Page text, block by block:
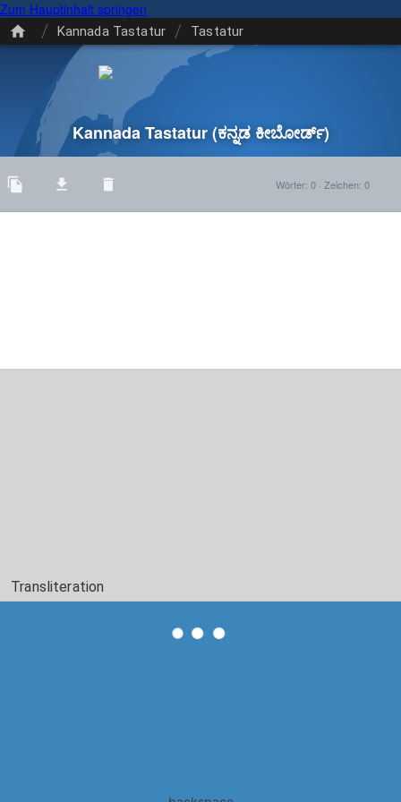
Zum Hauptinhalt springen
/ Kannada Tastatur / Tastatur
Kannada Tastatur(ಕನ್ನಡ ಕೀಬೋರ್ಡ್)
Wörter: 0 · Zeichen: 0
Transliteration